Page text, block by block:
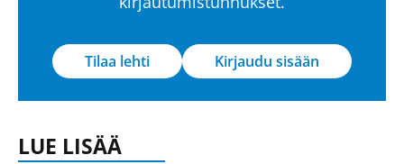
Tilaa lehti Kirjaudu sisään
LUE LISÄÄ